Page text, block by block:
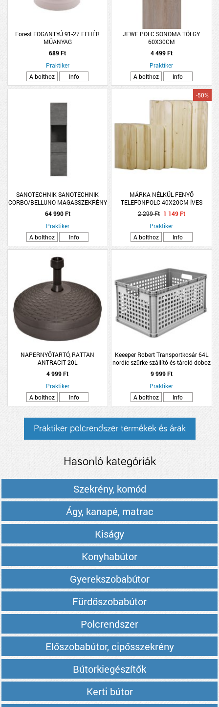
Forest FOGANTYÚ 91-27 FEHÉR
MŰANYAG
689 Ft
Praktiker
A bolthoz
Info
JEWE POLC SONOMA TÖLGY
60X30CM
4 499 Ft
Praktiker
A bolthoz
Info
SANOTECHNIK SANOTECHNIK
CORBO/BELLUNO MAGASSZEKRÉNY
30X150X30CM, ANTIK SZÜRKE,
FÜGGESZTETT
64 990 Ft
Praktiker
A bolthoz
Info
MÁRKA NÉLKÜL FENYŐ
TELEFONPOLC 40X20CM ÍVES
-50%
2 299 Ft 1 149 Ft
Praktiker
A bolthoz
Info
NAPERNYŐTARTÓ, RATTAN
ANTRACIT 20L
4 999 Ft
Praktiker
A bolthoz
Info
Keeeper Robert Transportkosár 64L
nordic szürke szállító és tároló doboz
9 999 Ft
Praktiker
A bolthoz
Info
Praktiker polcrendszer termékek és árak
Hasonló kategóriák
Szekrény, komód
Ágy, kanapé, matrac
Kiságy
Konyhabútor
Gyerekszobabútor
Fürdőszobabútor
Polcrendszer
Előszobabútor, cipősszekrény
Bútorkiegészítők
Kerti bútor